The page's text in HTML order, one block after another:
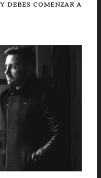
DEBES COMENZAR A